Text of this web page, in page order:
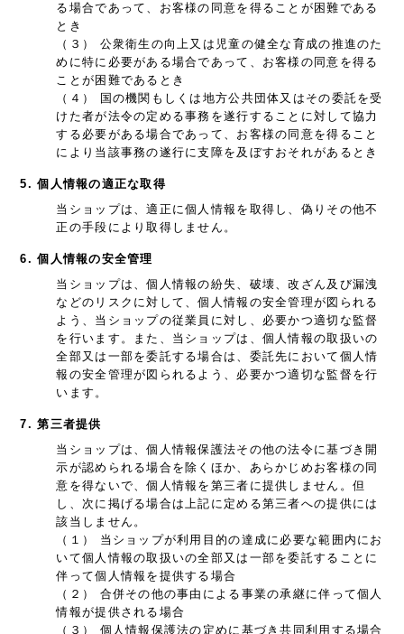
る場合であって、お客様の同意を得ることが困難である
とき
（３） 公衆衛生の向上又は児童の健全な育成の推進のた
めに特に必要がある場合であって、お客様の同意を得る
ことが困難であるとき
（４） 国の機関もしくは地方公共団体又はその委託を受
けた者が法令の定める事務を遂行することに対して協力
する必要がある場合であって、お客様の同意を得ること
により当該事務の遂行に支障を及ぼすおそれがあるとき
5. 個人情報の適正な取得
当ショップは、適正に個人情報を取得し、偽りその他不
正の手段により取得しません。
6. 個人情報の安全管理
当ショップは、個人情報の紛失、破壊、改ざん及び漏洩
などのリスクに対して、個人情報の安全管理が図られる
よう、当ショップの従業員に対し、必要かつ適切な監督
を行います。また、当ショップは、個人情報の取扱いの
全部又は一部を委託する場合は、委託先において個人情
報の安全管理が図られるよう、必要かつ適切な監督を行
います。
7. 第三者提供
当ショップは、個人情報保護法その他の法令に基づき開
示が認められる場合を除くほか、あらかじめお客様の同
意を得ないで、個人情報を第三者に提供しません。但
し、次に掲げる場合は上記に定める第三者への提供には
該当しません。
（１） 当ショップが利用目的の達成に必要な範囲内にお
いて個人情報の取扱いの全部又は一部を委託することに
伴って個人情報を提供する場合
（２） 合併その他の事由による事業の承継に伴って個人
情報が提供される場合
（３） 個人情報保護法の定めに基づき共同利用する場合